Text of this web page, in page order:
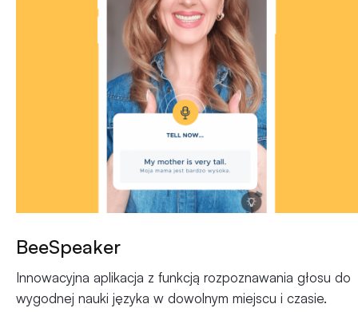
BeeSpeaker
Innowacyjna aplikacja z funkcją rozpoznawania głosu do
wygodnej nauki języka w dowolnym miejscu i czasie.